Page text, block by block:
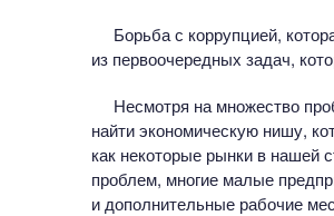
Борьба с коррупцией,
из первоочередных задач,
Несмотря на множество
найти экономическую нишу,
как некоторые рынки в нашей
проблем, многие малые
и дополнительные рабочие